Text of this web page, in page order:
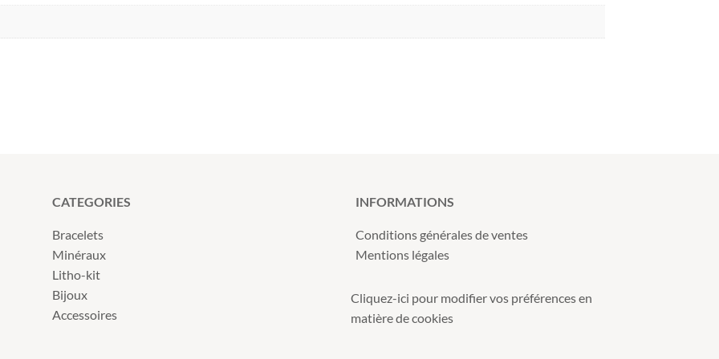
CATEGORIES
Bracelets
Minéraux
Litho-kit
Bijoux
Accessoires
INFORMATIONS
Conditions générales de ventes
Mentions légales
Cliquez-ici pour modifier vos préférences en
matière de cookies